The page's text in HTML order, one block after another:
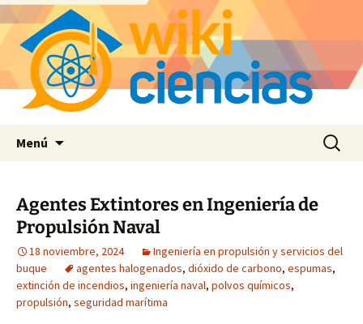
Menú Buscar:
Agentes Extintores en Ingeniería de
Propulsión Naval
18 noviembre, 2024
Ingeniería en propulsión y servicios del
buque
agentes halogenados, dióxido de carbono, espumas,
extinción de incendios, ingeniería naval, polvos químicos,
propulsión, seguridad marítima